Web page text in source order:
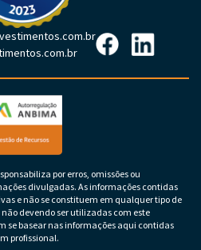
por erros, omissões ou
divulgadas. As informações contidas
e não se constituem em qualquer tipo de
devendo ser utilizadas com este
se basear nas informações aqui contidas
profissional.